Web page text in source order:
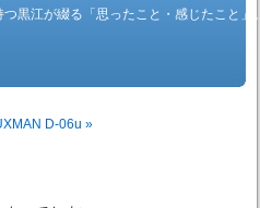
黒江が綴る「思ったこと・感じたこと」。
D-06u »